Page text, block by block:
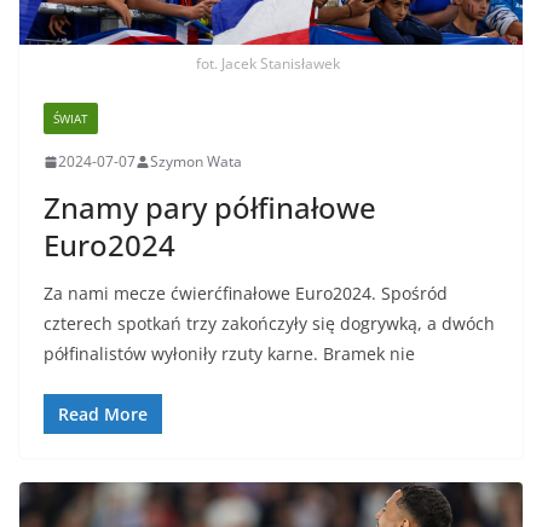
fot. Jacek Stanisławek
ŚWIAT
2024-07-07 Szymon Wata
Znamy pary półfinałowe
Euro2024
Za nami mecze ćwierćfinałowe Euro2024. Spośród
czterech spotkań trzy zakończyły się dogrywką, a dwóch
półfinalistów wyłoniły rzuty karne. Bramek nie
Read More